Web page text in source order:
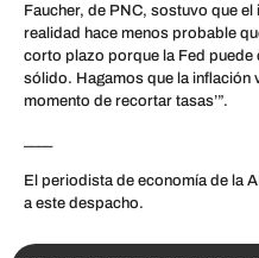
Faucher, de PNC, sostuvo que
realidad hace menos probable
corto plazo porque la Fed puede
sólido. Hagamos que la inflación
momento de recortar tasas’”.
El periodista de economía de la
a este despacho.